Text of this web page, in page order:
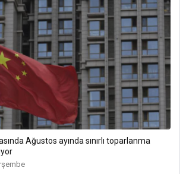
Ağustos ayında sınırlı toparlanma